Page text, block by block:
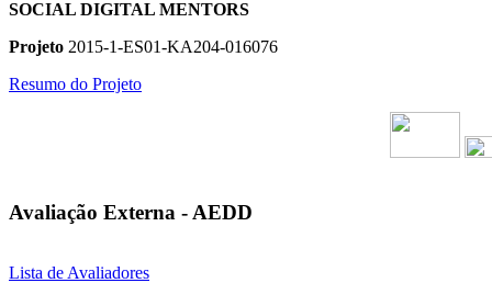
SOCIAL DIGITAL MENTORS
Projeto 2015-1-ES01-KA204-016076
Resumo do Projeto
Avaliação Externa - AEDD
Lista de Avaliadores